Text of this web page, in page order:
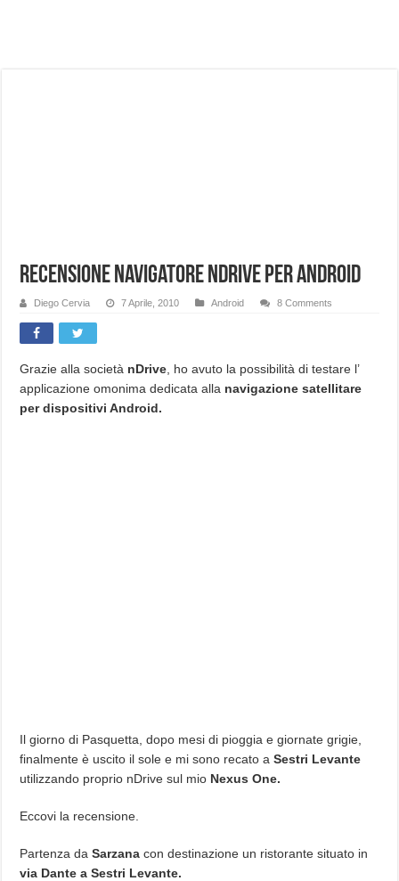
Recensione navigatore nDrive per Android
Diego Cervia 7 Aprile, 2010 Android 8 Comments
Grazie alla società nDrive , ho avuto la possibilità di testare l’
applicazione omonima dedicata alla navigazione satellitare
per dispositivi Android.
Il giorno di Pasquetta, dopo mesi di pioggia e giornate grigie,
finalmente è uscito il sole e mi sono recato aSestri Levante
utilizzando proprio nDrive sul mio Nexus One.
Eccovi la recensione.
Partenza daSarzanacon destinazione un ristorante situato in
via Dante a Sestri Levante.